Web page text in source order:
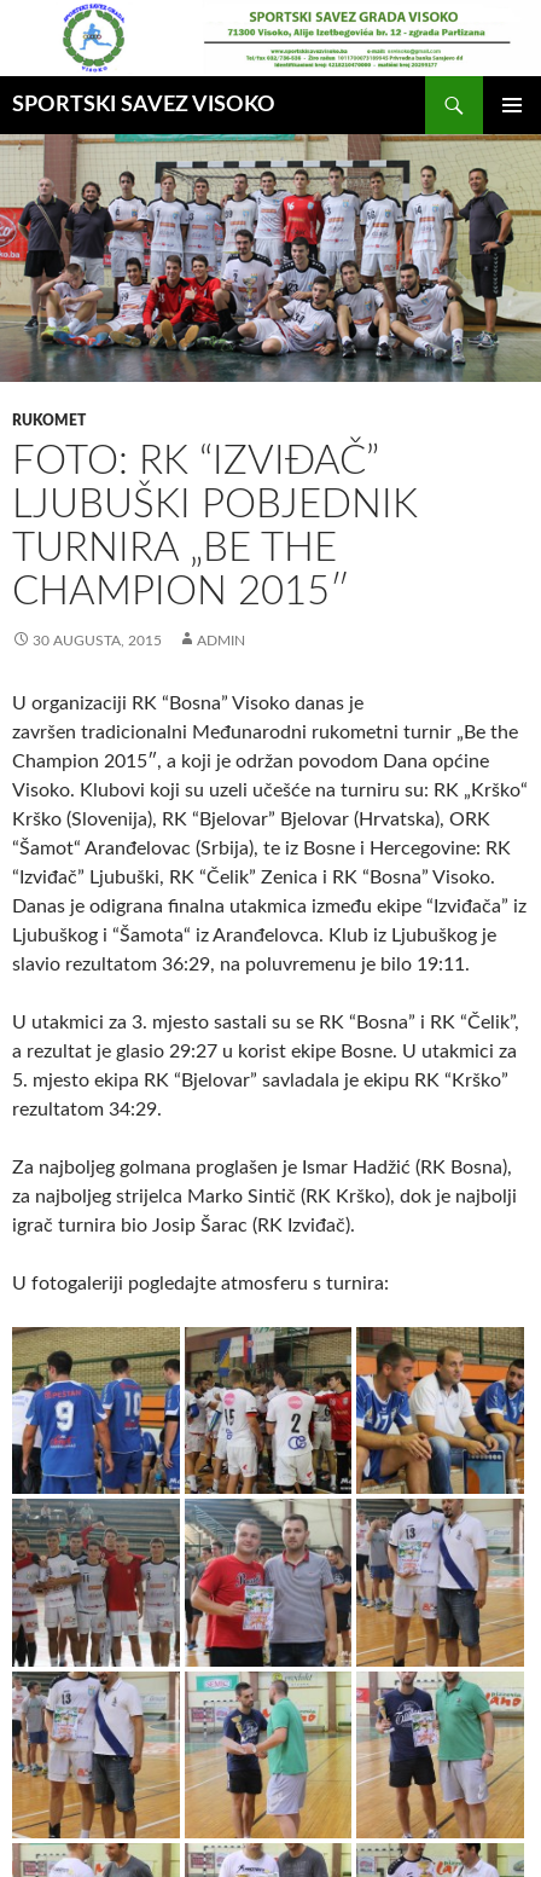
SPORTSKI SAVEZ VISOKO
GLAVNI
RUKOMET
FOTO: RK “IZVIĐAČ”
LJUBUŠKI POBJEDNIK
TURNIRA „BE THE
CHAMPION 2015″
30 AUGUSTA, 2015 ADMIN
U organizaciji RK “Bosna” Visoko danas je
završen tradicionalni Međunarodni rukometni turnir „Be the
Champion 2015″, a koji je održan povodom Dana općine
Visoko. Klubovi koji su uzeli učešće na turniru su: RK „Krško“
Krško (Slovenija), RK “Bjelovar” Bjelovar (Hrvatska), ORK
“Šamot“ Aranđelovac (Srbija), te iz Bosne i Hercegovine: RK
“Izviđač” Ljubuški, RK “Čelik” Zenica i RK “Bosna” Visoko.
Danas je odigrana finalna utakmica između ekipe “Izviđača” iz
Ljubuškog i “Šamota“ iz Aranđelovca. Klub iz Ljubuškog je
slavio rezultatom 36:29, na poluvremenu je bilo 19:11.
U utakmici za 3. mjesto sastali su se RK “Bosna” i RK “Čelik”,
a rezultat je glasio 29:27 u korist ekipe Bosne. U utakmici za
5. mjesto ekipa RK “Bjelovar” savladala je ekipu RK “Krško”
rezultatom 34:29.
Za najboljeg golmana proglašen je Ismar Hadžić (RK Bosna),
za najboljeg strijelca Marko Sintič (RK Krško), dok je najbolji
igrač turnira bio Josip Šarac (RK Izviđač).
U fotogaleriji pogledajte atmosferu s turnira: